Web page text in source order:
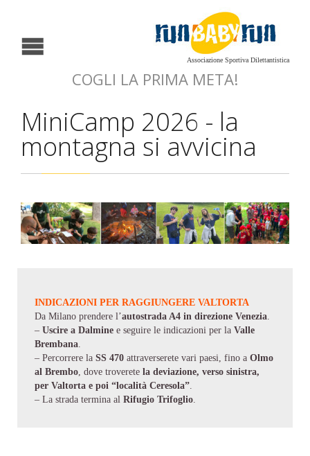
Associazione Sportiva Dilettantistica
COGLI LA PRIMA META!
MiniCamp 2026 - la
montagna si avvicina
INDICAZIONI PER RAGGIUNGERE VALTORTA
Da Milano prendere l’autostrada A4 in direzione Venezia
– Uscire a Dalmine e seguire le indicazioni per la Valle
Brembana
– Percorrere la SS 470 attraverserete vari paesi, fino a Olmo
al Brembo , dove troverete la deviazione, verso sinistra,
per Valtorta e poi “località Ceresola”
– La strada termina al Rifugio Trifoglio